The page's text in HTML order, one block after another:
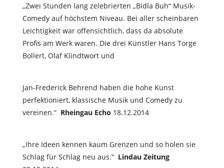
„Zwei Stunden lang zelebrierten „Bidla Buh“ Musik-
Comedy auf höchstem Niveau. Bei aller scheinbaren
Leichtigkeit war offensichtlich, dass da absolute
Profis am Werk waren. Die drei Künstler Hans Torge
Bollert, Olaf Klindtwort und
Jan-Frederick Behrend haben die hohe Kunst
perfektioniert, klassische Musik und Comedy zu
vereinen.“ Rheingau Echo 18.12.2014
„Ihre Ideen kennen kaum Grenzen und so holen sie
Schlag für Schlag neu aus.“ Lindau Zeitung